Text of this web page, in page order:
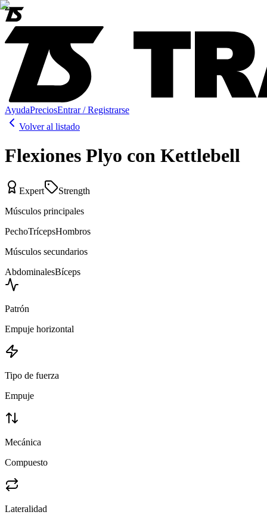
AyudaPreciosEntrar / Registrarse
Volver al listado
Flexiones Plyo con Kettlebell
Expert
Strength
Músculos principales
PechoTrícepsHombros
Músculos secundarios
AbdominalesBíceps
Patrón
Empuje horizontal
Tipo de fuerza
Empuje
Mecánica
Compuesto
Lateralidad